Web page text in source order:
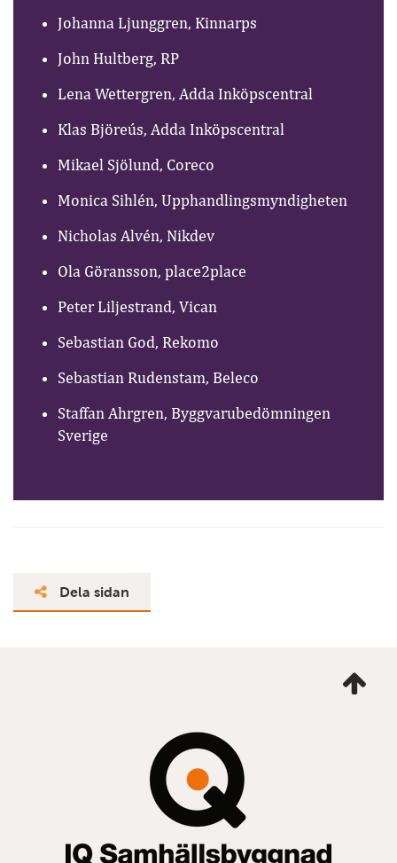
Johanna Ljunggren, Kinnarps
John Hultberg, RP
Lena Wettergren, Adda Inköpscentral
Klas Björeús, Adda Inköpscentral
Mikael Sjölund, Coreco
Monica Sihlén, Upphandlingsmyndigheten
Nicholas Alvén, Nikdev
Ola Göransson, place2place
Peter Liljestrand, Vican
Sebastian God, Rekomo
Sebastian Rudenstam, Beleco
Staffan Ahrgren, Byggvarubedömningen
Sverige
Dela sidan
mig